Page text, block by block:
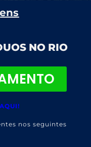
NO RIO
nos seguintes